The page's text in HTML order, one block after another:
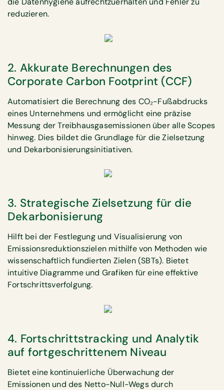
reduzieren.
2. Akkurate Berechnungen des
Corporate Carbon Footprint (CCF)
Automatisiert die Berechnung des CO₂-Fußabdrucks
eines Unternehmens und ermöglicht eine präzise
Messung der Treibhausgasemissionen über alle Scopes
hinweg. Dies bildet die Grundlage für die Zielsetzung
und Dekarbonisierungsinitiativen.
3. Strategische Zielsetzung für die
Dekarbonisierung
Hilft bei der Festlegung und Visualisierung von
Emissionsreduktionszielen mithilfe von Methoden wie
wissenschaftlich fundierten Zielen (SBTs). Bietet
intuitive Diagramme und Grafiken für eine effektive
Fortschrittsverfolgung.
4. Fortschrittstracking und Analytik
auf fortgeschrittenem Niveau
Bietet eine kontinuierliche Überwachung der
Emissionen und des Netto-Null-Wegs durch